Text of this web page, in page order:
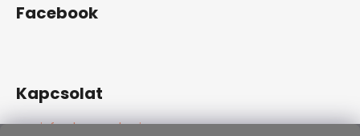
Facebook
Kapcsolat
info@kozenezbozi.com